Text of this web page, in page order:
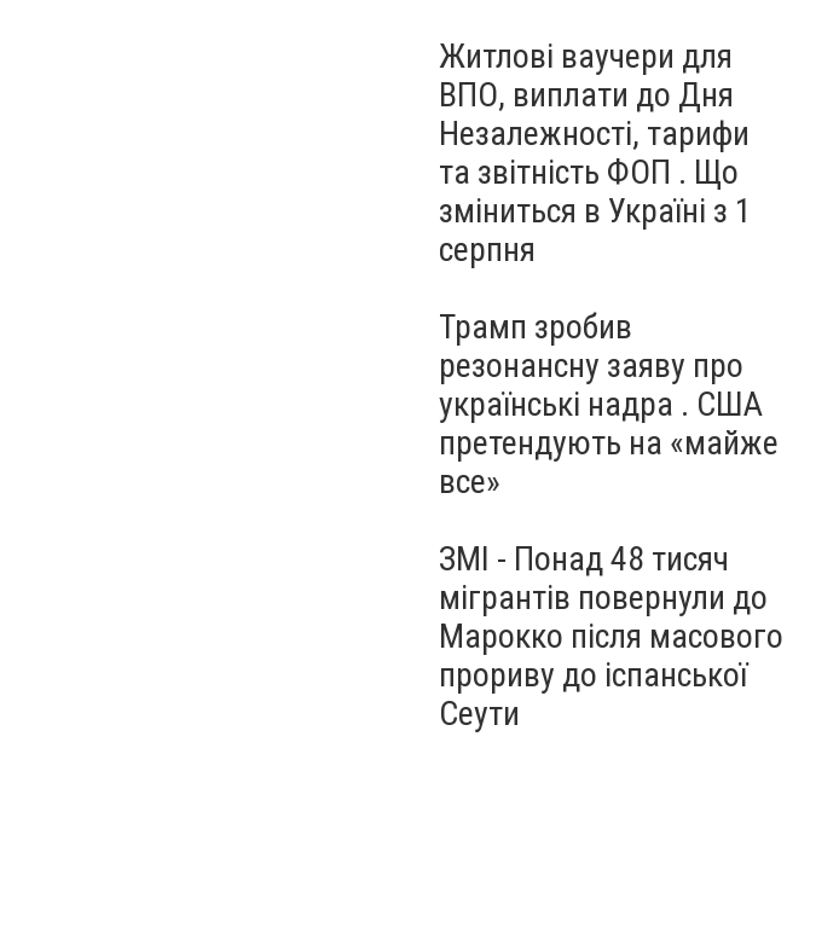
Житлові ваучери для
ВПО, виплати до Дня
Незалежності, тарифи
та звітність ФОП . Що
зміниться в Україні з 1
серпня
Трамп зробив
резонансну заяву про
українські надра . США
претендують на «майже
все»
ЗМІ - Понад 48 тисяч
мігрантів повернули до
Марокко після масового
прориву до іспанської
Сеути